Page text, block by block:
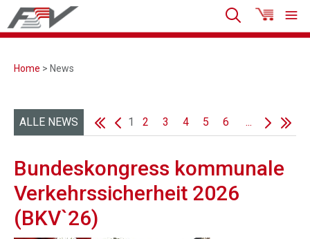
Home > News
ALLE NEWS 1 2 3 4 5 6 ...
Bundeskongress kommunale
Verkehrssicherheit 2026
(BKV`26)